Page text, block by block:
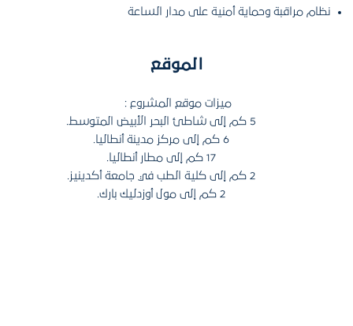
نظام مراقبة وحماية أمنية على مدار الساعة
الموقع
ميزات موقع المشروع :
5 كم إلى شاطئ البحر الأبيض المتوسط.
6 كم إلى مركز مدينة أنطاليا.
17 كم إلى مطار أنطاليا.
2 كم إلى كلية الطب في جامعة أكدينيز.
2 كم إلى مول أوزدليك بارك.